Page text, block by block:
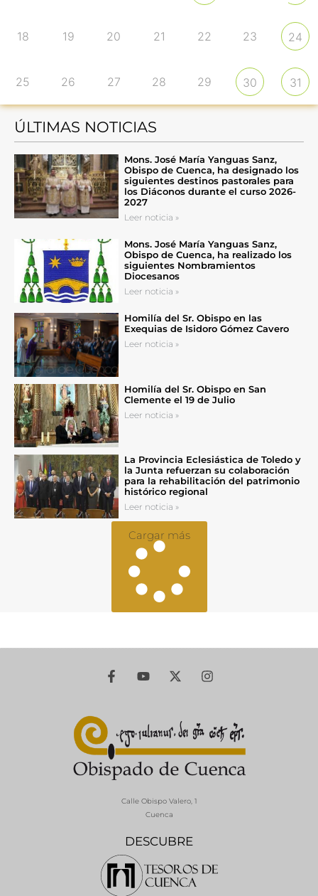
18 19 20 21 22 23 24
25 26 27 28 29 30 31
ÚLTIMAS NOTICIAS
Mons. José María Yanguas Sanz,
Obispo de Cuenca, ha designado los
siguientes destinos pastorales para
los Diáconos durante el curso 2026-
2027
Leer noticia »
Mons. José María Yanguas Sanz,
Obispo de Cuenca, ha realizado los
siguientes Nombramientos
Diocesanos
Leer noticia »
Homilía del Sr. Obispo en las
Exequias de Isidoro Gómez Cavero
Leer noticia »
Homilía del Sr. Obispo en San
Clemente el 19 de Julio
Leer noticia »
La Provincia Eclesiástica de Toledo y
la Junta refuerzan su colaboración
para la rehabilitación del patrimonio
histórico regional
Leer noticia »
Cargar más
DESCUBRE
Calle Obispo Valero, 1
Cuenca